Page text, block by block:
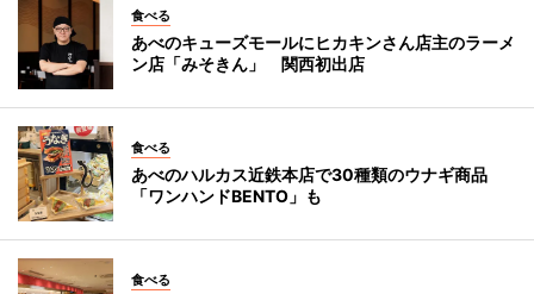
食べる
あべのキューズモールにヒカキンさん店主のラーメ
ン店「みそきん」 関西初出店
食べる
あべのハルカス近鉄本店で30種類のウナギ商品
「ワンハンドBENTO」も
食べる